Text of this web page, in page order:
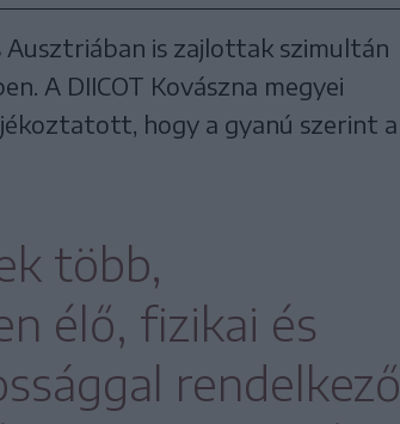
is zajlottak szimultán
A DIICOT Kovászna megyei
hogy a gyanú szerint a
több,
élő, fizikai és
rendelkező